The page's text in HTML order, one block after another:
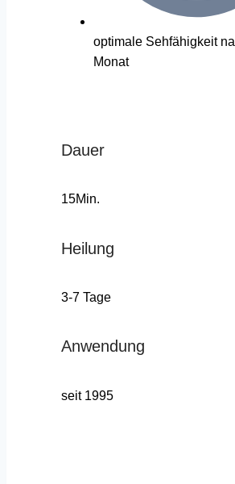
optimale Sehfähigkeit
Monat
Dauer
15Min.
Heilung
3-7 Tage
Anwendung
seit 1995